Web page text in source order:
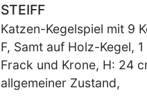
STEIFF
Katzen-Kegelspiel mit 9
F, Samt auf Holz-Kegel,
Frack und Krone, H: 24
allgemeiner Zustand,